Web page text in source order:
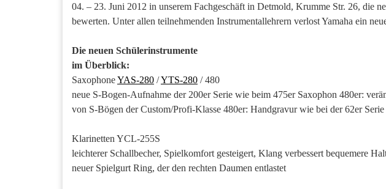
04. – 23. Juni 2012 in unserem Fachgeschäft in Detmold, Krumme Str. 26, die
bewerten. Unter allen teilnehmenden Instrumentallehrern verlost Yamaha ein
Die neuen Schülerinstrumente
im Überblick:
SaxophoneYAS-280 /YTS-280 / 480
neue S-Bogen-Aufnahme der 200er Serie wie beim 475er Saxophon 480er:
von S-Bögen der Custom/Profi-Klasse 480er: Handgravur wie bei der 62er Serie
Klarinetten YCL-255S
leichterer Schallbecher, Spielkomfort gesteigert, Klang verbessert bequemere
neuer Spielgurt Ring, der den rechten Daumen entlastet